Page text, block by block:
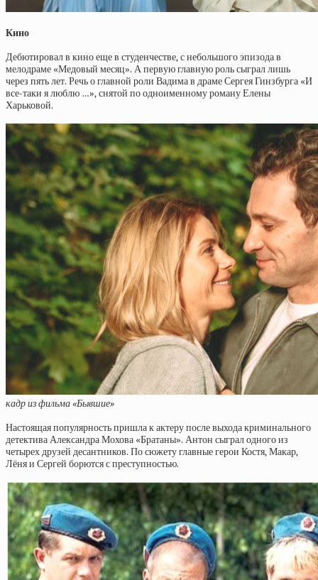
Кино
Дебютировал в кино еще в студенчестве, с небольшого эпизода в
мелодраме «Медовый месяц». А первую главную роль сыграл лишь
через пять лет. Речь о главной роли Вадима в драме Сергея Гинзбурга «И
все-таки я люблю …», снятой по одноименному роману Елены
Харьковой.
кадр из фильма «Бывшие»
Настоящая популярность пришла к актеру после выхода криминального
детектива Александра Мохова «Братаны». Антон сыграл одного из
четырех друзей десантников. По сюжету главные герои Костя, Макар,
Лёня и Сергей борются с преступностью.